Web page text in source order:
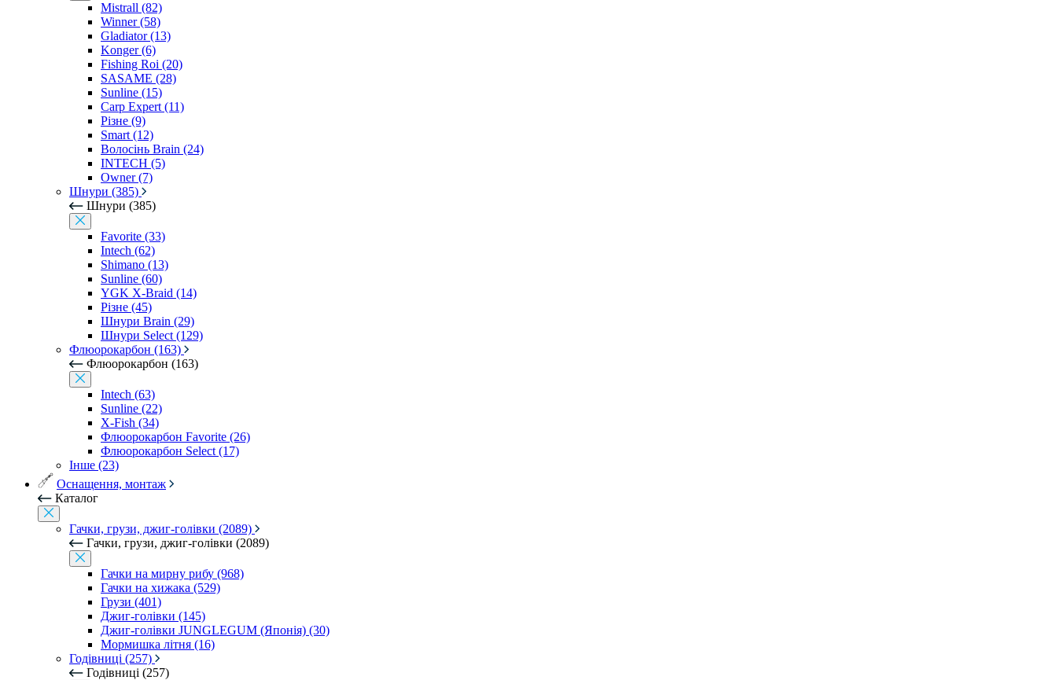
Mistrall (82)
Winner (58)
Gladiator (13)
Konger (6)
Fishing Roi (20)
SASAME (28)
Sunline (15)
Carp Expert (11)
Різне (9)
Smart (12)
Волосінь Brain (24)
INTECH (5)
Owner (7)
Шнури (385)
Шнури (385)
Favorite (33)
Intech (62)
Shimano (13)
Sunline (60)
YGK X-Braid (14)
Різне (45)
Шнури Brain (29)
Шнури Select (129)
Флюорокарбон (163)
Флюорокарбон (163)
Intech (63)
Sunline (22)
X-Fish (34)
Флюорокарбон Favorite (26)
Флюорокарбон Select (17)
Інше (23)
Оснащення, монтаж
Каталог
Гачки, грузи, джиг-голівки (2089)
Гачки, грузи, джиг-голівки (2089)
Гачки на мирну рибу (968)
Гачки на хижака (529)
Грузи (401)
Джиг-голівки (145)
Джиг-голівки JUNGLEGUM (Японія) (30)
Мормишка літня (16)
Годівниці (257)
Годівниці (257)